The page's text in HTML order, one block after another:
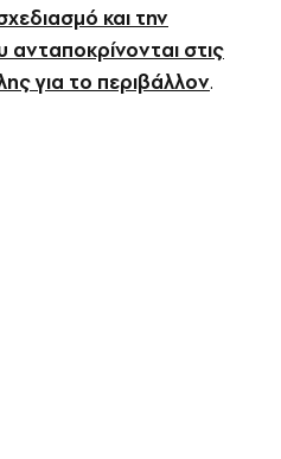
και την
στις
για το περιβάλλον.